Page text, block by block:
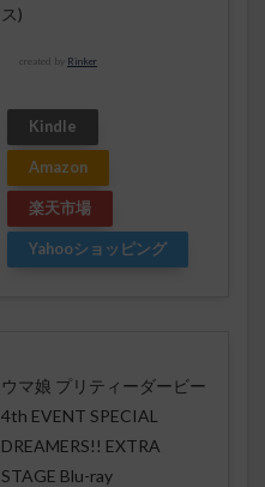
ス)
created by Rinker
Kindle
Amazon
楽天市場
Yahooショッピング
ウマ娘 プリティーダービー
4th EVENT SPECIAL
DREAMERS!! EXTRA
STAGE Blu-ray